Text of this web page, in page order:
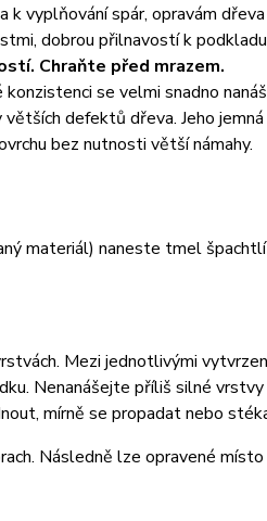
vyplňování spár, opravám
dobrou přilnavostí k podkladu
Chraňte před mrazem.
se velmi snadno
defektů dřeva. Jeho
bez nutnosti větší námahy.
materiál) naneste tmel
Mezi jednotlivými
Nenanášejte příliš silné vrstvy
mírně se propadat nebo
Následně lze opravené